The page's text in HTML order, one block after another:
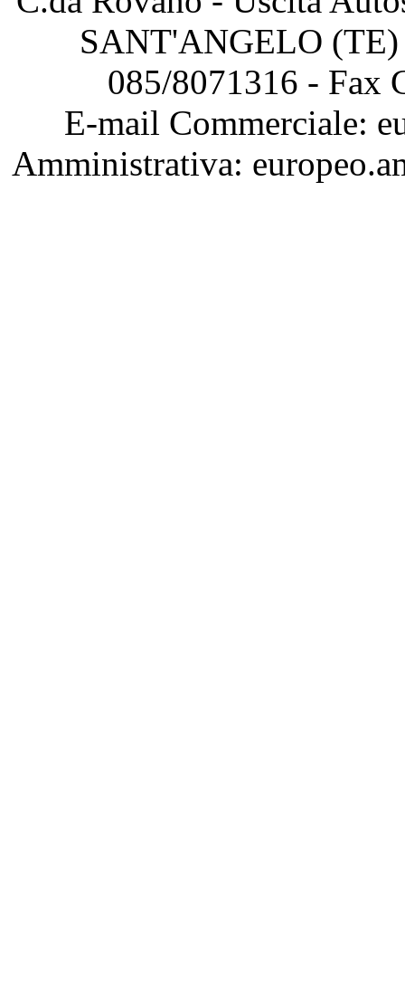
SANT'ANGELO (TE)
085/8071316 - Fax
E-mail Commerciale:
Amministrativa: